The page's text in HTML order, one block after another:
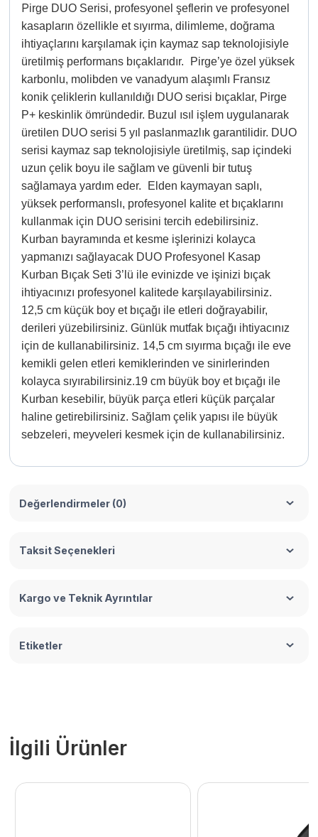
Pirge DUO Serisi, profesyonel şeflerin ve profesyonel
kasapların özellikle et sıyırma, dilimleme, doğrama
ihtiyaçlarını karşılamak için kaymaz sap teknolojisiyle
üretilmiş performans bıçaklarıdır.
Pirge’ye özel yüksek
karbonlu, molibden ve vanadyum alaşımlı Fransız
konik çeliklerin kullanıldığı DUO serisi bıçaklar, Pirge
P+ keskinlik ömründedir. Buzul ısıl işlem uygulanarak
üretilen DUO serisi 5 yıl paslanmazlık garantilidir. DUO
serisi kaymaz sap teknolojisiyle üretilmiş, sap içindeki
uzun çelik boyu ile sağlam ve güvenli bir tutuş
sağlamaya yardım eder.
Elden kaymayan saplı,
yüksek performanslı, profesyonel kalite et bıçaklarını
kullanmak için DUO serisini tercih edebilirsiniz.
Kurban bayramında et kesme işlerinizi kolayca
yapmanızı sağlayacak DUO Profesyonel Kasap
Kurban Bıçak Seti 3’lü ile evinizde ve işinizi bıçak
ihtiyacınızı profesyonel kalitede karşılayabilirsiniz.
12,5 cm küçük boy et bıçağı ile etleri doğrayabilir,
derileri yüzebilirsiniz. Günlük mutfak bıçağı ihtiyacınız
için de kullanabilirsiniz. 14,5 cm sıyırma bıçağı ile eve
kemikli gelen etleri kemiklerinden ve sinirlerinden
kolayca sıyırabilirsiniz.19 cm büyük boy et bıçağı ile
Kurban kesebilir, büyük parça etleri küçük parçalar
haline getirebilirsiniz. Sağlam çelik yapısı ile büyük
sebzeleri, meyveleri kesmek için de kullanabilirsiniz.
Değerlendirmeler (0)
Taksit Seçenekleri
Kargo ve Teknik Ayrıntılar
Etiketler
İlgili Ürünler